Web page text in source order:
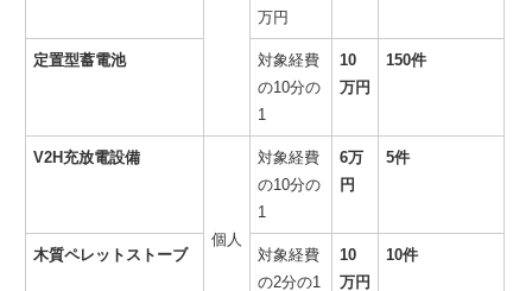
万円
定置型蓄電池
対象経費
の10分の
1
10
万円
150件
V2H充放電設備
個人
対象経費
の10分の
1
6万
円
5件
木質ペレットストーブ
対象経費
の2分の1
10
万円
10件